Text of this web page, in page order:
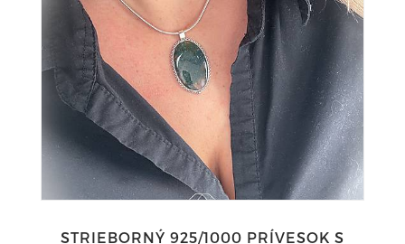
STRIEBORNÝ 925/1000 PRÍVESOK S